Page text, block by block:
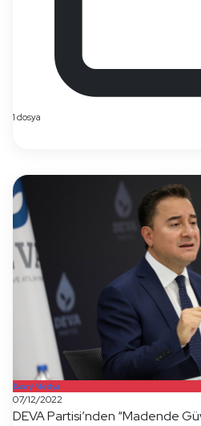
1 dosya
Basın/Medya
07/12/2022
DEVA Partisi’nden “Madende